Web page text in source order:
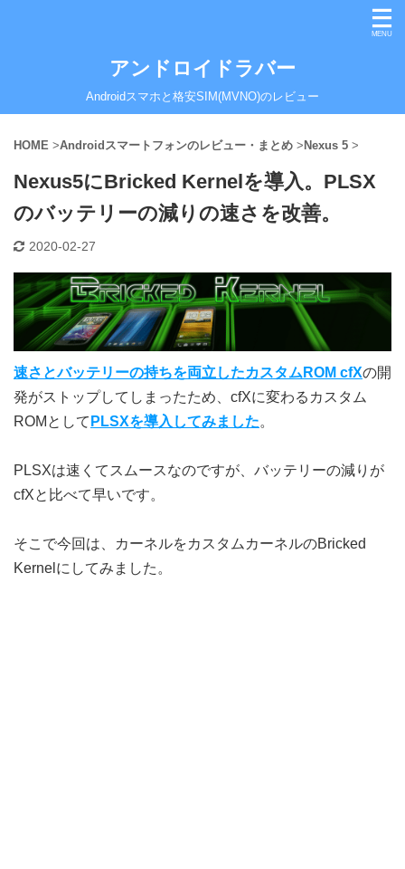
アンドロイドラバー
Androidスマホと格安SIM(MVNO)のレビュー
HOME >Androidスマートフォンのレビュー・まとめ > Nexus 5 >
Nexus5にBricked Kernelを導入。PLSX
のバッテリーの減りの速さを改善。
2020-02-27
速さとバッテリーの持ちを両立したカスタムROM cfXの開
発がストップしてしまったため、cfXに変わるカスタム
ROMとして PLSXを導入してみました。
PLSXは速くてスムースなのですが、バッテリーの減りが
cfXと比べて早いです。
そこで今回は、カーネルをカスタムカーネルのBricked
Kernelにしてみました。